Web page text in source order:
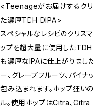
<Teenageがお届けするクリ
た濃厚TDH DIPA>
スペシャルなレシピのクリス
ップを超大量に使用した
も濃厚なIPAに仕上がりまし
ー、グレープフルーツ、パイ
包み込まれます。ホップ狂い
ル。使用ホップはCitra、